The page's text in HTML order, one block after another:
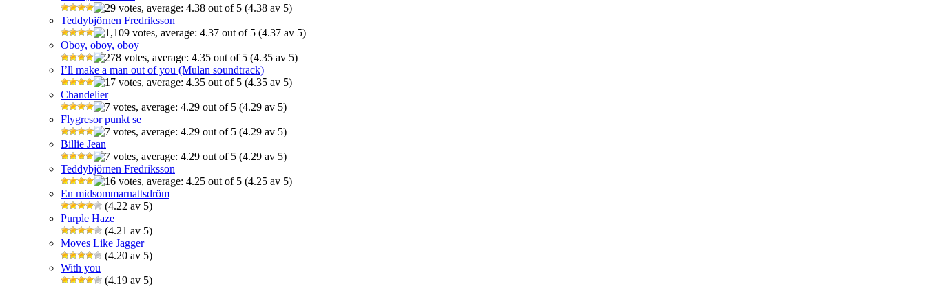
(4.38 av 5)
Teddybjörnen Fredriksson
(4.37 av 5)
Oboy, oboy, oboy
(4.35 av 5)
I’ll make a man out of you (Mulan soundtrack)
(4.35 av 5)
Chandelier
(4.29 av 5)
Flygresor punkt se
(4.29 av 5)
Billie Jean
(4.29 av 5)
Teddybjörnen Fredriksson
(4.25 av 5)
En midsommarnattsdröm
(4.22 av 5)
Purple Haze
(4.21 av 5)
Moves Like Jagger
(4.20 av 5)
With you
(4.19 av 5)